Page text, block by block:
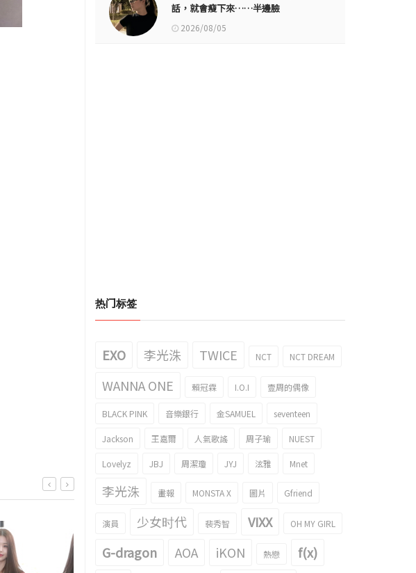
話，就會瘦下來……半邊臉
2026/08/05
热门标签
EXO 李光洙 TWICE NCT NCT DREAM
WANNA ONE 賴冠霖 I.O.I 壹周的偶像
BLACK PINK 音樂銀行 金SAMUEL seventeen
Jackson 王嘉爾 人氣歌謠 周子瑜 NUEST
Lovelyz JBJ 周潔瓊 JYJ 泫雅 Mnet
李光洙 畫報 MONSTA X 圖片 Gfriend
演員 少女时代 裴秀智 VIXX OH MY GIRL
G-dragon AOA iKON 熱戀
f(x)